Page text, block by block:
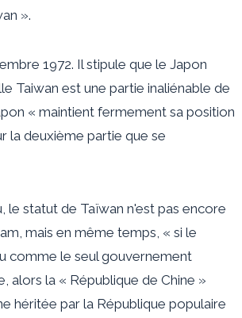
».
1972. Il stipule que le Japon
Taiwan est une partie inaliénable de
« maintient fermement sa position
la deuxième partie que se
le statut de Taïwan n'est pas encore
mais en même temps, « si le
comme le seul gouvernement
alors la « République de Chine »
héritée par la République populaire